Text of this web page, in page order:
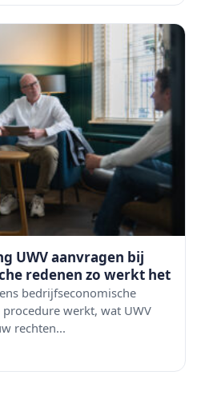
UWV aanvragen bij
redenen zo werkt het
bedrijfseconomische
procedure werkt, wat UWV
rechten...